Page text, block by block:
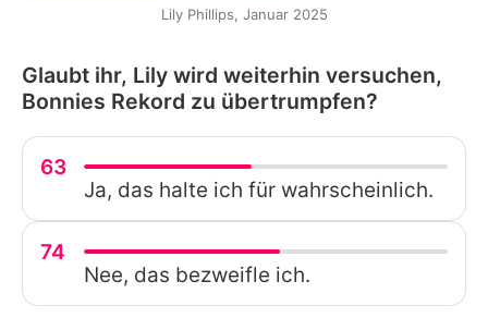
Lily Phillips, Januar 2025
Glaubt ihr, Lily wird weiterhin versuchen,
Bonnies Rekord zu übertrumpfen?
63
Ja, das halte ich für wahrscheinlich.
74
Nee, das bezweifle ich.